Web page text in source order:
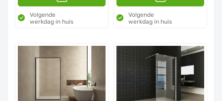
Volgende
werkdag in huis
Volgende
werkdag in huis